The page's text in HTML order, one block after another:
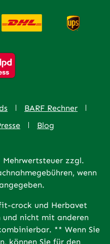
BARF Rechner
Blog
zzgl.
wenn
crock und Herbavet
und nicht mit anderen
** Wenn Sie
können Sie für den